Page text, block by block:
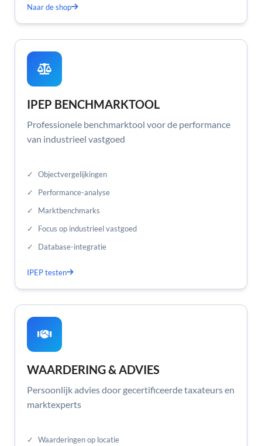
Naar de shop
IPEP BENCHMARKTOOL
Professionele benchmarktool voor de performance
van industrieel vastgoed
✓
Objectvergelijkingen
✓
Performance-analyse
✓
Marktbenchmarks
✓
Focus op industrieel vastgoed
✓
Database-integratie
IPEP testen
WAARDERING & ADVIES
Persoonlijk advies door gecertificeerde taxateurs en
marktexperts
✓
Waarderingen op locatie